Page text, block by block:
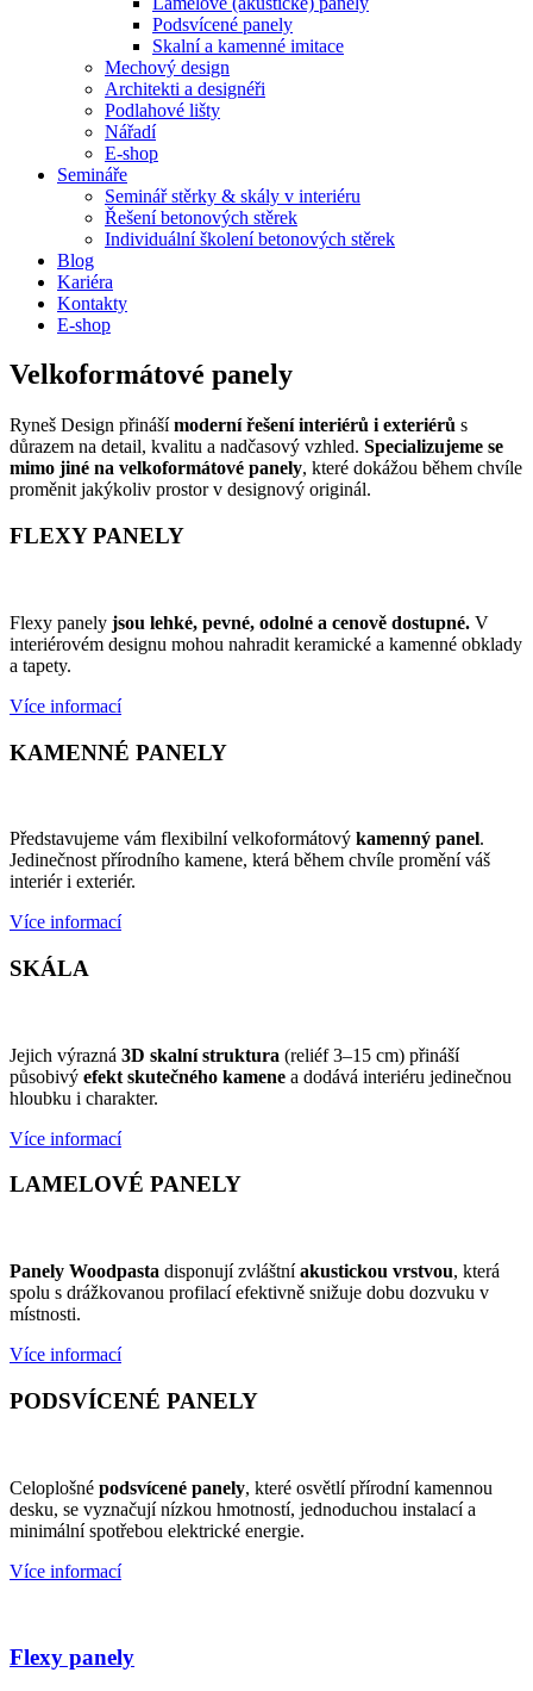
Podsvícené panely
Skalní a kamenné imitace
Mechový design
Architekti a designéři
Podlahové lišty
Nářadí
E-shop
Semináře
Seminář stěrky & skály v interiéru
Řešení betonových stěrek
Individuální školení betonových stěrek
Blog
Kariéra
Kontakty
E-shop
Velkoformátové panely
Ryneš Design přinášímoderní řešení interiérů i exteriérů s
důrazem na detail, kvalitu a nadčasový vzhled. Specializujeme se
mimo jiné na velkoformátové panely, které dokážou během chvíle
proměnit jakýkoliv prostor v designový originál.
FLEXY PANELY
Flexy panely jsou lehké, pevné, odolné a cenově dostupné. V
interiérovém designu mohou nahradit keramické a kamenné obklady
a tapety.
Více informací
KAMENNÉ PANELY
Představujeme vám flexibilní velkoformátový kamenný panel.
Jedinečnost přírodního kamene, která během chvíle promění váš
interiér i exteriér.
Více informací
SKÁLA
Jejich výrazná 3D skalní struktura (reliéf 3–15 cm) přináší
působivý efekt skutečného kamene a dodává interiéru jedinečnou
hloubku i charakter.
Více informací
LAMELOVÉ PANELY
Panely Woodpasta disponují zvláštníakustickou vrstvou, která
spolu s drážkovanou profilací efektivně snižuje dobu dozvuku v
místnosti.
Více informací
PODSVÍCENÉ PANELY
Celoplošné podsvícené panely, které osvětlí přírodní kamennou
desku, se vyznačují nízkou hmotností, jednoduchou instalací a
minimální spotřebou elektrické energie.
Více informací
Flexy panely